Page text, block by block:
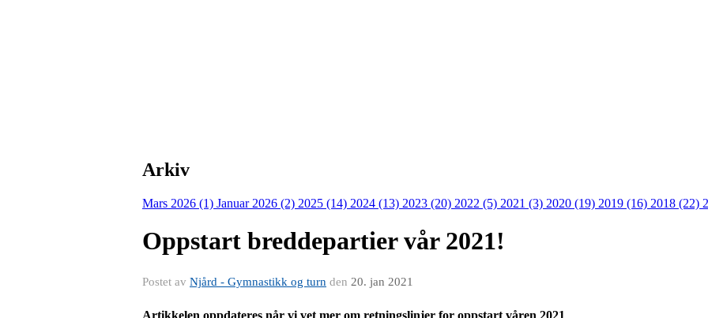
Arkiv
Mars 2026 (1) Januar 2026 (2) 2025 (14) 2024 (13) 2023 (20) 2022 (5) 2021 (3) 2020 (19) 2019 (16) 2018 (22)
Oppstart breddepartier vår 2021!
Postet av Njård - Gymnastikk og turn den 20. jan 2021
Artikkelen oppdateres når vi vet mer om retningslinjer for oppstart våren 2021